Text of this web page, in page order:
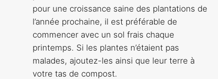
pour une croissance saine des plantations de
l’année prochaine, il est préférable de
commencer avec un sol frais chaque
printemps. Si les plantes n’étaient pas
malades, ajoutez-les ainsi que leur terre à
votre tas de compost.